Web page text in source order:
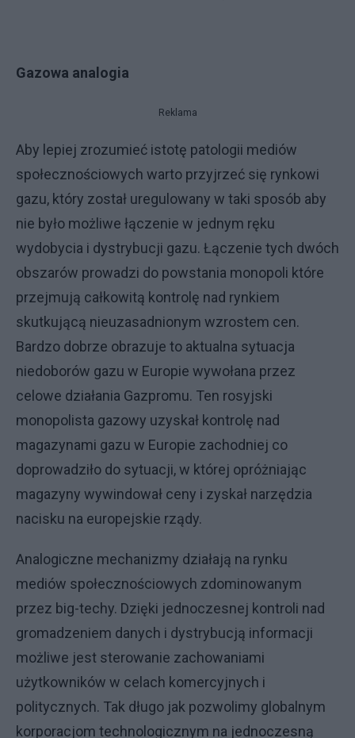
Gazowa analogia
Reklama
Aby lepiej zrozumieć istotę patologii mediów
społecznościowych warto przyjrzeć się rynkowi
gazu, który został uregulowany w taki sposób aby
nie było możliwe łączenie w jednym ręku
wydobycia i dystrybucji gazu. Łączenie tych dwóch
obszarów prowadzi do powstania monopoli które
przejmują całkowitą kontrolę nad rynkiem
skutkującą nieuzasadnionym wzrostem cen.
Bardzo dobrze obrazuje to aktualna sytuacja
niedoborów gazu w Europie wywołana przez
celowe działania Gazpromu. Ten rosyjski
monopolista gazowy uzyskał kontrolę nad
magazynami gazu w Europie zachodniej co
doprowadziło do sytuacji, w której opróżniając
magazyny wywindował ceny i zyskał narzędzia
nacisku na europejskie rządy.
Analogiczne mechanizmy działają na rynku
mediów społecznościowych zdominowanym
przez big-techy. Dzięki jednoczesnej kontroli nad
gromadzeniem danych i dystrybucją informacji
możliwe jest sterowanie zachowaniami
użytkowników w celach komercyjnych i
politycznych. Tak długo jak pozwolimy globalnym
korporacjom technologicznym na jednoczesną